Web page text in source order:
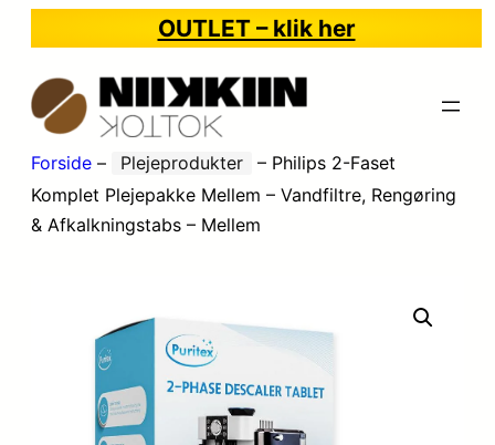
OUTLET – klik her
Forside – Plejeprodukter – Philips 2-Faset
Komplet Plejepakke Mellem – Vandfiltre, Rengøring
& Afkalkningstabs – Mellem